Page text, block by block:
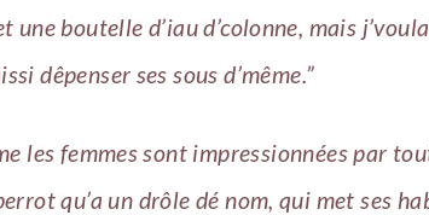
une boutelle d’iau d’colonne, mais
dêpenser ses sous d’même.”
les femmes sont impressionnées par
qu’a un drôle dé nom, qui met ses